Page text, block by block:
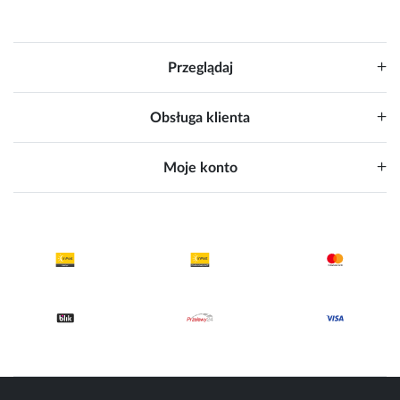
Przeglądaj
Obsługa klienta
Moje konto